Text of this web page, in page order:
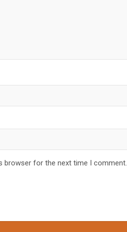
browser for the next time I comment.